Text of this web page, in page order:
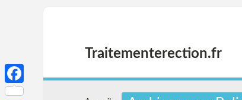
Traitementerection.fr
Facebook